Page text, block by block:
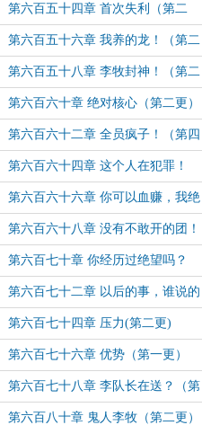
我？
第六百五十四章 首次失利（第二
更）
第六百五十六章 我养的龙！（第二
更）
第六百五十八章 李牧封神！（第二
更）
第六百六十章 绝对核心（第二更）
第六百六十二章 全员疯子！（第四
更！）
第六百六十四章 这个人在犯罪！
（第一更）
第六百六十六章 你可以血赚，我绝
对不亏（第三更！）
第六百六十八章 没有不敢开的团！
（第二更）
第六百七十章 你经历过绝望吗？
（第一更）
第六百七十二章 以后的事，谁说的
准呢？（第三更！）
第六百七十四章 压力(第二更)
第六百七十六章 优势（第一更）
第六百七十八章 李队长在送？（第
三更！）
第六百八十章 鬼人李牧（第二更）